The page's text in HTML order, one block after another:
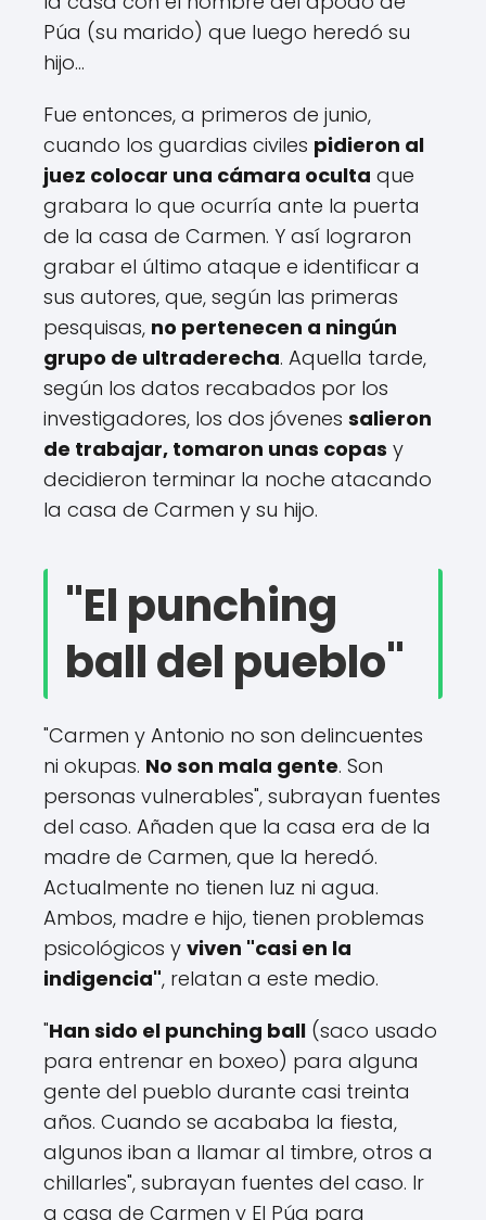
Púa (su marido) que luego heredó su
hijo...
Fue entonces, a primeros de junio,
cuando los guardias civiles pidieron al
juez colocar una cámara oculta que
grabara lo que ocurría ante la puerta
de la casa de Carmen. Y así lograron
grabar el último ataque e identificar a
sus autores, que, según las primeras
pesquisas, no pertenecen a ningún
grupo de ultraderecha. Aquella tarde,
según los datos recabados por los
investigadores, los dos jóvenes salieron
de trabajar, tomaron unas copas y
decidieron terminar la noche atacando
la casa de Carmen y su hijo.
"El punching
ball del pueblo"
"Carmen y Antonio no son delincuentes
ni okupas. No son mala gente. Son
personas vulnerables", subrayan fuentes
del caso. Añaden que la casa era de la
madre de Carmen, que la heredó.
Actualmente no tienen luz ni agua.
Ambos, madre e hijo, tienen problemas
psicológicos y viven "casi en la
indigencia", relatan a este medio.
"Han sido el punching ball (saco usado
para entrenar en boxeo) para alguna
gente del pueblo durante casi treinta
años. Cuando se acababa la fiesta,
algunos iban a llamar al timbre, otros a
chillarles", subrayan fuentes del caso. Ir
a casa de Carmen y El Púa para